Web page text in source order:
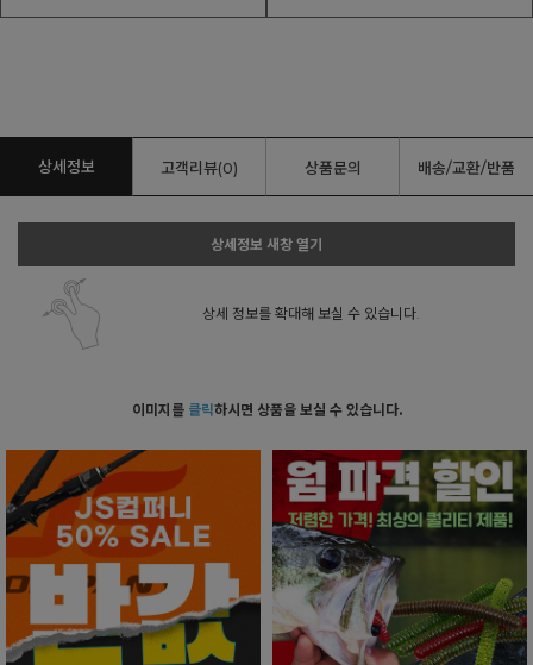
상세정보 고객리뷰(0) 상품문의 배송/교환/반품
상세정보 새창 열기
상세 정보를 확대해 보실 수 있습니다.
이미지를 클릭하시면 상품을 보실 수 있습니다.